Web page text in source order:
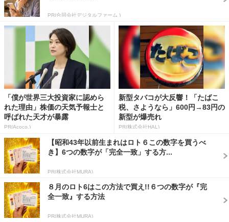
PR(合同会社デジタルファーム )
「僕が世界三大投資家に認めら
れた理由」株価の天気予報士と
呼ばれた天才が暴露
PR(Acoco.)
新型タバコが大反響！「たばこ
税、さようなら」600円→83円の
新型が爆売れ
PR(株式会社HAL)
【昭和43年以前生まれはロト６この数字を買うべ
き】6つの数字が「完全一致」する方...
PR(株式会社MURA)
８月のロト6はこの方法で買え!!６つの数字が『完
全一致』する方法
PR(株式会社MURA)